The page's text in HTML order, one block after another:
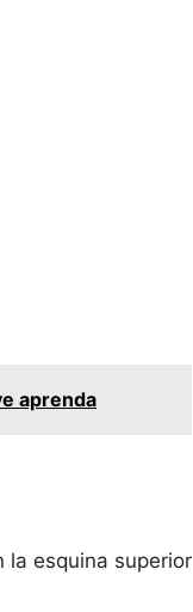
aprenda
la esquina superior